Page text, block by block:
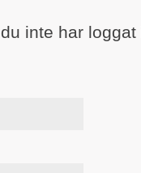
inte har